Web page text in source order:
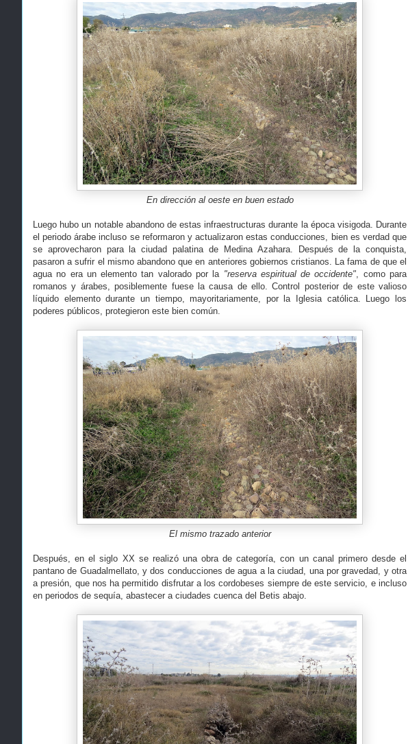
En dirección al oeste en buen estado
Luego hubo un notable abandono de estas infraestructuras durante la época visigoda. Durante
el periodo árabe incluso se reformaron y actualizaron estas conducciones, bien es verdad que
se aprovecharon para la ciudad palatina de Medina Azahara. Después de la conquista,
pasaron a sufrir el mismo abandono que en anteriores gobiernos cristianos. La fama de que el
agua no era un elemento tan valorado por la "reserva espiritual de occidente", como para
romanos y árabes, posiblemente fuese la causa de ello. Control posterior de este valioso
líquido elemento durante un tiempo, mayoritariamente, por la Iglesia católica. Luego los
poderes públicos, protegieron este bien común.
El mismo trazado anterior
Después, en el siglo XX se realizó una obra de categoría, con un canal primero desde el
pantano de Guadalmellato, y dos conducciones de agua a la ciudad, una por gravedad, y otra
a presión, que nos ha permitido disfrutar a los cordobeses siempre de este servicio, e incluso
en periodos de sequía, abastecer a ciudades cuenca del Betis abajo.